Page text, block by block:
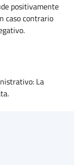
positivamente
caso contrario
La